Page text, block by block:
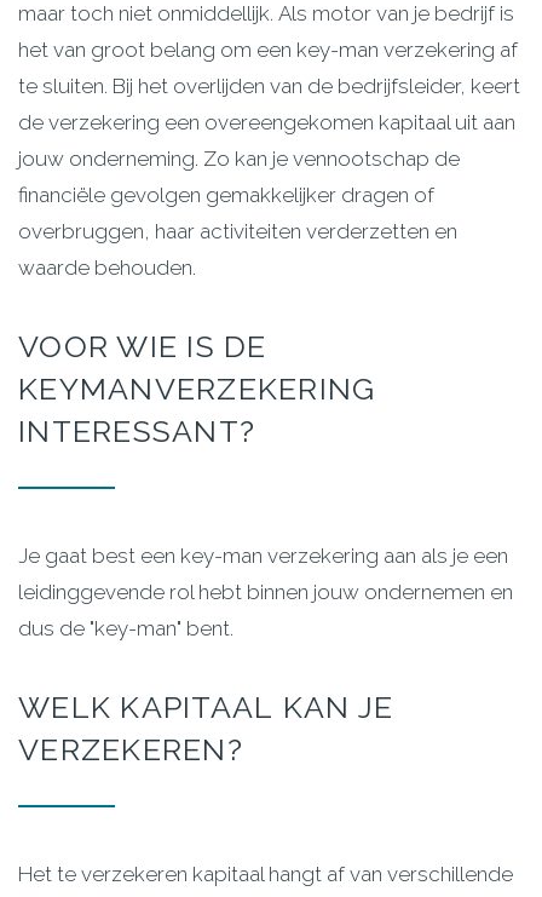
maar toch niet onmiddellijk. Als motor van je bedrijf is
het van groot belang om een key-man verzekering af
te sluiten. Bij het overlijden van de bedrijfsleider, keert
de verzekering een overeengekomen kapitaal uit aan
jouw onderneming. Zo kan je vennootschap de
financiële gevolgen gemakkelijker dragen of
overbruggen, haar activiteiten verderzetten en
waarde behouden.
VOOR WIE IS DE
KEYMANVERZEKERING
INTERESSANT?
Je gaat best een key-man verzekering aan als je een
leidinggevende rol hebt binnen jouw ondernemen en
dus de "key-man" bent.
WELK KAPITAAL KAN JE
VERZEKEREN?
Het te verzekeren kapitaal hangt af van verschillende